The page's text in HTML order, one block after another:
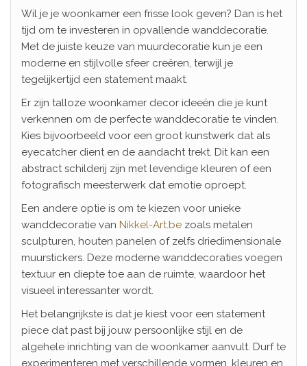
Wil je je woonkamer een frisse look geven? Dan is het
tijd om te investeren in opvallende wanddecoratie.
Met de juiste keuze van muurdecoratie kun je een
moderne en stijlvolle sfeer creëren, terwijl je
tegelijkertijd een statement maakt.
Er zijn talloze woonkamer decor ideeën die je kunt
verkennen om de perfecte wanddecoratie te vinden.
Kies bijvoorbeeld voor een groot kunstwerk dat als
eyecatcher dient en de aandacht trekt. Dit kan een
abstract schilderij zijn met levendige kleuren of een
fotografisch meesterwerk dat emotie oproept.
Een andere optie is om te kiezen voor unieke
wanddecoratie van Nikkel-Art.be zoals metalen
sculpturen, houten panelen of zelfs driedimensionale
muurstickers. Deze moderne wanddecoraties voegen
textuur en diepte toe aan de ruimte, waardoor het
visueel interessanter wordt.
Het belangrijkste is dat je kiest voor een statement
piece dat past bij jouw persoonlijke stijl en de
algehele inrichting van de woonkamer aanvult. Durf te
experimenteren met verschillende vormen, kleuren en